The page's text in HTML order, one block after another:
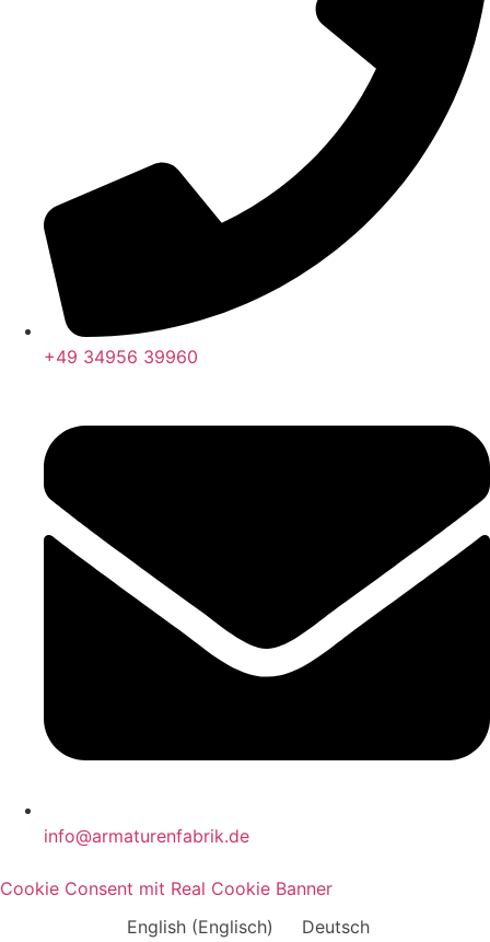
+49 34956 39960
info@armaturenfabrik.de
Cookie Consent mit Real Cookie Banner
English (Englisch) Deutsch